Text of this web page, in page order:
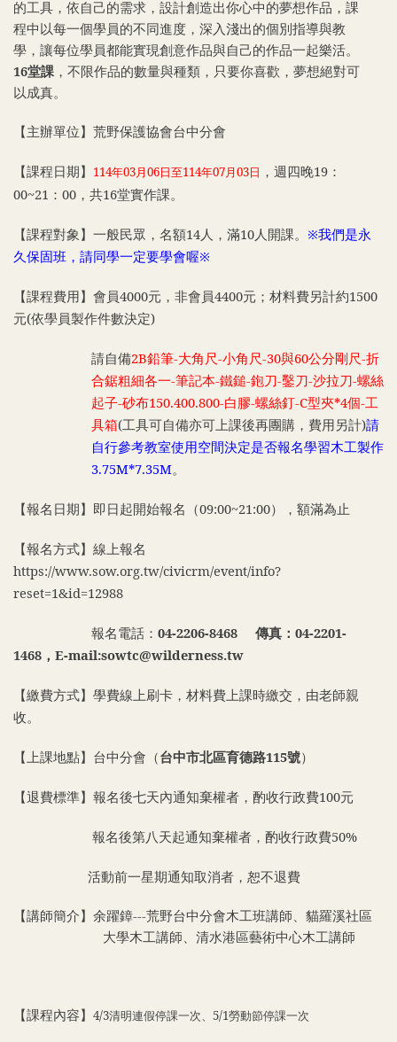
的工具，依自己的需求，設計創造出你心中的夢想作品，課
程中以每一個學員的不同進度，深入淺出的個別指導與教
學，讓每位學員都能實現創意作品與自己的作品一起樂活。
16堂課 ，不限作品的數量與種類，只要你喜歡，夢想絕對可
以成真。
【主辦單位】荒野保護協會台中分會
【課程日期】 114年03月06日至114年07月03日 ，週四晚19：
00~21：00，共16堂實作課。
【課程對象】一般民眾，名額14人，滿10人開課。 ※我們是永
久保固班，請同學一定要學會喔※
【課程費用】會員4000元，非會員4400元；材料費另計約1500
元(依學員製作件數決定)
請自備2B鉛筆-大角尺-小角尺-30與60公分剛尺-折
合鋸粗細各一-筆記本-鐵鎚-鉋刀-鑿刀-沙拉刀-螺絲
起子-砂布150.400.800-白膠-螺絲釘-C型夾*4個-工
具箱(工具可自備亦可上課後再團購，費用另計)請
自行參考教室使用空間決定是否報名學習木工製作
3.75M*7.35M。
【報名日期】即日起開始報名（09:00~21:00），額滿為止
【報名方式】 線上報名
https://www.sow.org.tw/civicrm/event/info?
reset=1&id=12988
報名電話： 04-2206-8468 傳真：04-2201-
1468，E-mail:sowtc@wilderness.tw
【繳費方式】學費線上刷卡，材料費上課時繳交，由老師親
收。
【上課地點】台中分會（台中市北區育德路115號）
【退費標準】報名後七天內通知棄權者，酌收行政費100元
報名後第八天起通知棄權者，酌收行政費50%
活動前一星期通知取消者，恕不退費
【講師簡介】余躍鏱---荒野台中分會木工班講師、貓羅溪社區
大學木工講師、清水港區藝術中心木工講師
【課程內容】 4/3清明連假停課一次、5/1勞動節停課一次